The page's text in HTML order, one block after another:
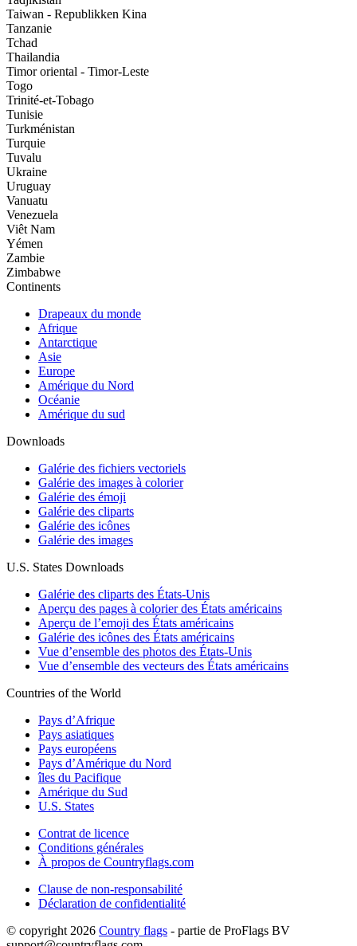
Taiwan - Republikken Kina
Tanzanie
Tchad
Thailandia
Timor oriental - Timor-Leste
Togo
Trinité-et-Tobago
Tunisie
Turkménistan
Turquie
Tuvalu
Ukraine
Uruguay
Vanuatu
Venezuela
Viêt Nam
Yémen
Zambie
Zimbabwe
Continents
Drapeaux du monde
Afrique
Antarctique
Asie
Europe
Amérique du Nord
Océanie
Amérique du sud
Downloads
Galérie des fichiers vectoriels
Galérie des images à colorier
Galérie des émoji
Galérie des cliparts
Galérie des icônes
Galérie des images
U.S. States Downloads
Galérie des cliparts des États-Unis
Aperçu des pages à colorier des États américains
Aperçu de l’emoji des États américains
Galérie des icônes des États américains
Vue d’ensemble des photos des États-Unis
Vue d’ensemble des vecteurs des États américains
Countries of the World
Pays d’Afrique
Pays asiatiques
Pays européens
Pays d’Amérique du Nord
îles du Pacifique
Amérique du Sud
U.S. States
Contrat de licence
Conditions générales
À propos de Countryflags.com
Clause de non-responsabilité
Déclaration de confidentialité
© copyright 2026 Country flags - partie de ProFlags BV